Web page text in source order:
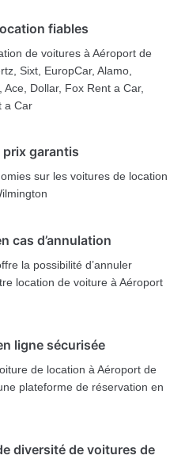
fiables
de voitures à Aéroport de
Sixt, EuropCar, Alamo,
Ace, Dollar, Fox Rent a Car,
a Car
prix garantis
sur les voitures de location
cas d’annulation
la possibilité d’annuler
location de voiture à Aéroport
ligne sécurisée
de location à Aéroport de
plateforme de réservation en
diversité de voitures de